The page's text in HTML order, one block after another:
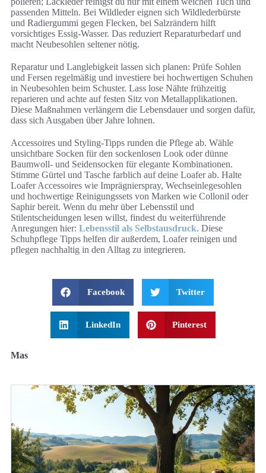
passenden Mitteln. Bei Wildleder eignen sich Wildlederbürste
und Radiergummi gegen Flecken, bei Salzrändern hilft
vorsichtiges Essig-Wasser. Das reduziert Reparaturbedarf und
macht Neubesohlen seltener nötig.
Reparatur und Langlebigkeit lassen sich planen: Prüfe Sohlen
und Fersen regelmäßig und investiere bei hochwertigen Schuhen
in Neubesohlen beim Schuster. Lass lose Nähte frühzeitig
reparieren und achte auf festen Sitz von Metallapplikationen.
Diese Maßnahmen verlängern die Lebensdauer und sorgen dafür,
dass sich Ausgaben über Jahre lohnen.
Accessoires und Styling-Tipps runden die Pflege ab. Wähle
unsichtbare Socken für den sockenlosen Look oder dünne
Baumwoll- und Seidensocken für elegante Kombinationen.
Stimme Gürtel und Tasche farblich auf deine Loafer ab. Halte
Loafer Accessoires wie Imprägnierspray, Wechseinlegesohlen
und hochwertige Reinigungssets von Marken wie Collonil oder
Saphir bereit. Wenn du mehr über Lebensstil und
Stilentscheidungen lesen willst, findest du weiterführende
Anregungen hier: Lebensstil als Selbstausdruck. Diese
Schuhpflege Tipps helfen dir außerdem, Loafer reinigen und
pflegen nachhaltig in den Alltag zu integrieren.
Facebook Twitter
LinkedIn Pinterest
Mas